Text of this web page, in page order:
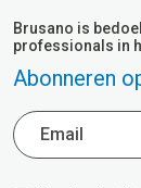
Brusano is
professionals in
Abonneren